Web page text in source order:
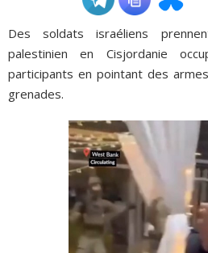
ADHÉSIONS, DONS, CONTACT
Des soldats israéliens
palestinien en Cisjordanie
participants en pointant des
grenades.